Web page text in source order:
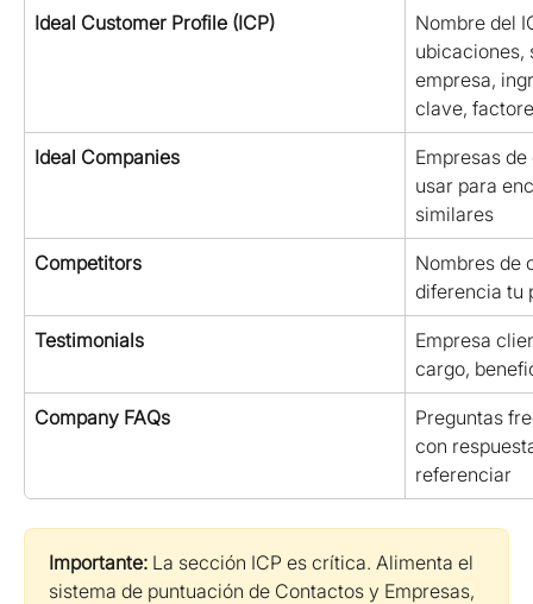
Ideal Customer Profile (ICP)
Nombre del
ubicaciones,
empresa,
clave,
Ideal Companies
Empresas
usar para
similares
Competitors
Nombres de
diferencia tu
Testimonials
Empresa
cargo,
Company FAQs
Preguntas
con
referenciar
Importante: La sección ICP es crítica. Alimenta el
sistema de puntuación de Contactos y Empresas,